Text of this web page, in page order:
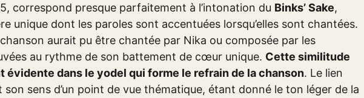
correspond presque parfaitement à l’intonation du Binks’ Sake,
unique dont les paroles sont accentuées lorsqu’elles sont chantées.
aurait pu être chantée par Nika ou composée par les
au rythme de son battement de cœur unique. Cette similitude
dans le yodel qui forme le refrain de la chanson. Le lien
sens d’un point de vue thématique, étant donné le ton léger de la